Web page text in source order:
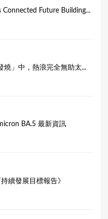
Connected Future Building...
燒」中，熱浪完全無助太...
BA.5 最新資訊
續發展目標報告》